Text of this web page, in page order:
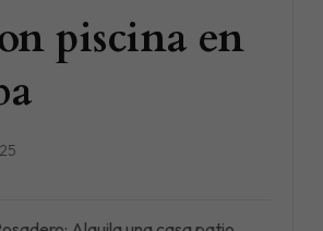
piscina en